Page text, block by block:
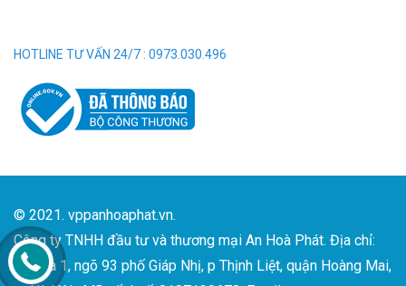
HOTLINE TƯ VẤN 24/7 : 0973.030.496
© 2021. vppanhoaphat.vn.
Công ty TNHH đầu tư và thương mại An Hoà Phát. Địa chỉ:
Số nhà 1, ngõ 93 phố Giáp Nhị, p Thịnh Liệt, quận Hoàng Mai,